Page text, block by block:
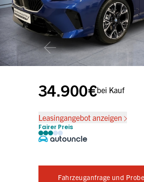
34.900€bei Kauf
Leasingangebot anzeigen
Fairer Preis
Fahrzeuganfrage und